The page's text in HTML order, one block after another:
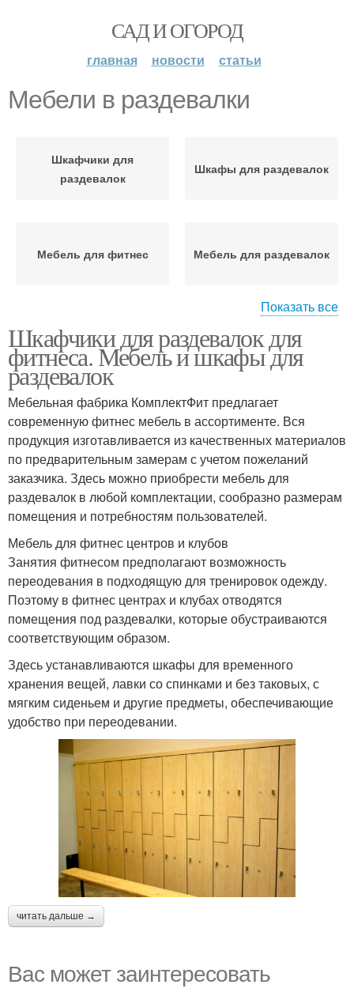
САД И ОГОРОД
главная новости статьи
Мебели в раздевалки
Шкафчики для
раздевалок
Шкафы для раздевалок
Мебель для фитнес Мебель для раздевалок
Шкаф для раздевалки
раздевалки
Мебель для раздевалки
Показать все
Шкафчики для раздевалок для
фитнеса. Мебель и шкафы для
раздевалок
Мебельная фабрика КомплектФит предлагает
современную фитнес мебель в ассортименте. Вся
продукция изготавливается из качественных материалов
по предварительным замерам с учетом пожеланий
заказчика. Здесь можно приобрести мебель для
раздевалок в любой комплектации, сообразно размерам
помещения и потребностям пользователей.
Мебель для фитнес центров и клубов
Занятия фитнесом предполагают возможность
переодевания в подходящую для тренировок одежду.
Поэтому в фитнес центрах и клубах отводятся
помещения под раздевалки, которые обустраиваются
соответствующим образом.
Здесь устанавливаются шкафы для временного
хранения вещей, лавки со спинками и без таковых, с
мягким сиденьем и другие предметы, обеспечивающие
удобство при переодевании.
читать дальше →
Вас может заинтересовать